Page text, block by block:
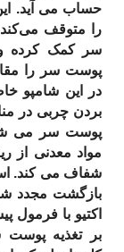
حساب می آید.
را متوقف می‌کند
سر کمک کرده و
پوست سر را
در این شامپو
بردن چربی در
پوست سر می
مواد معدنی از
شفاف می کند.
بازگشت مجدد
اکتیو با
بر تغذیه